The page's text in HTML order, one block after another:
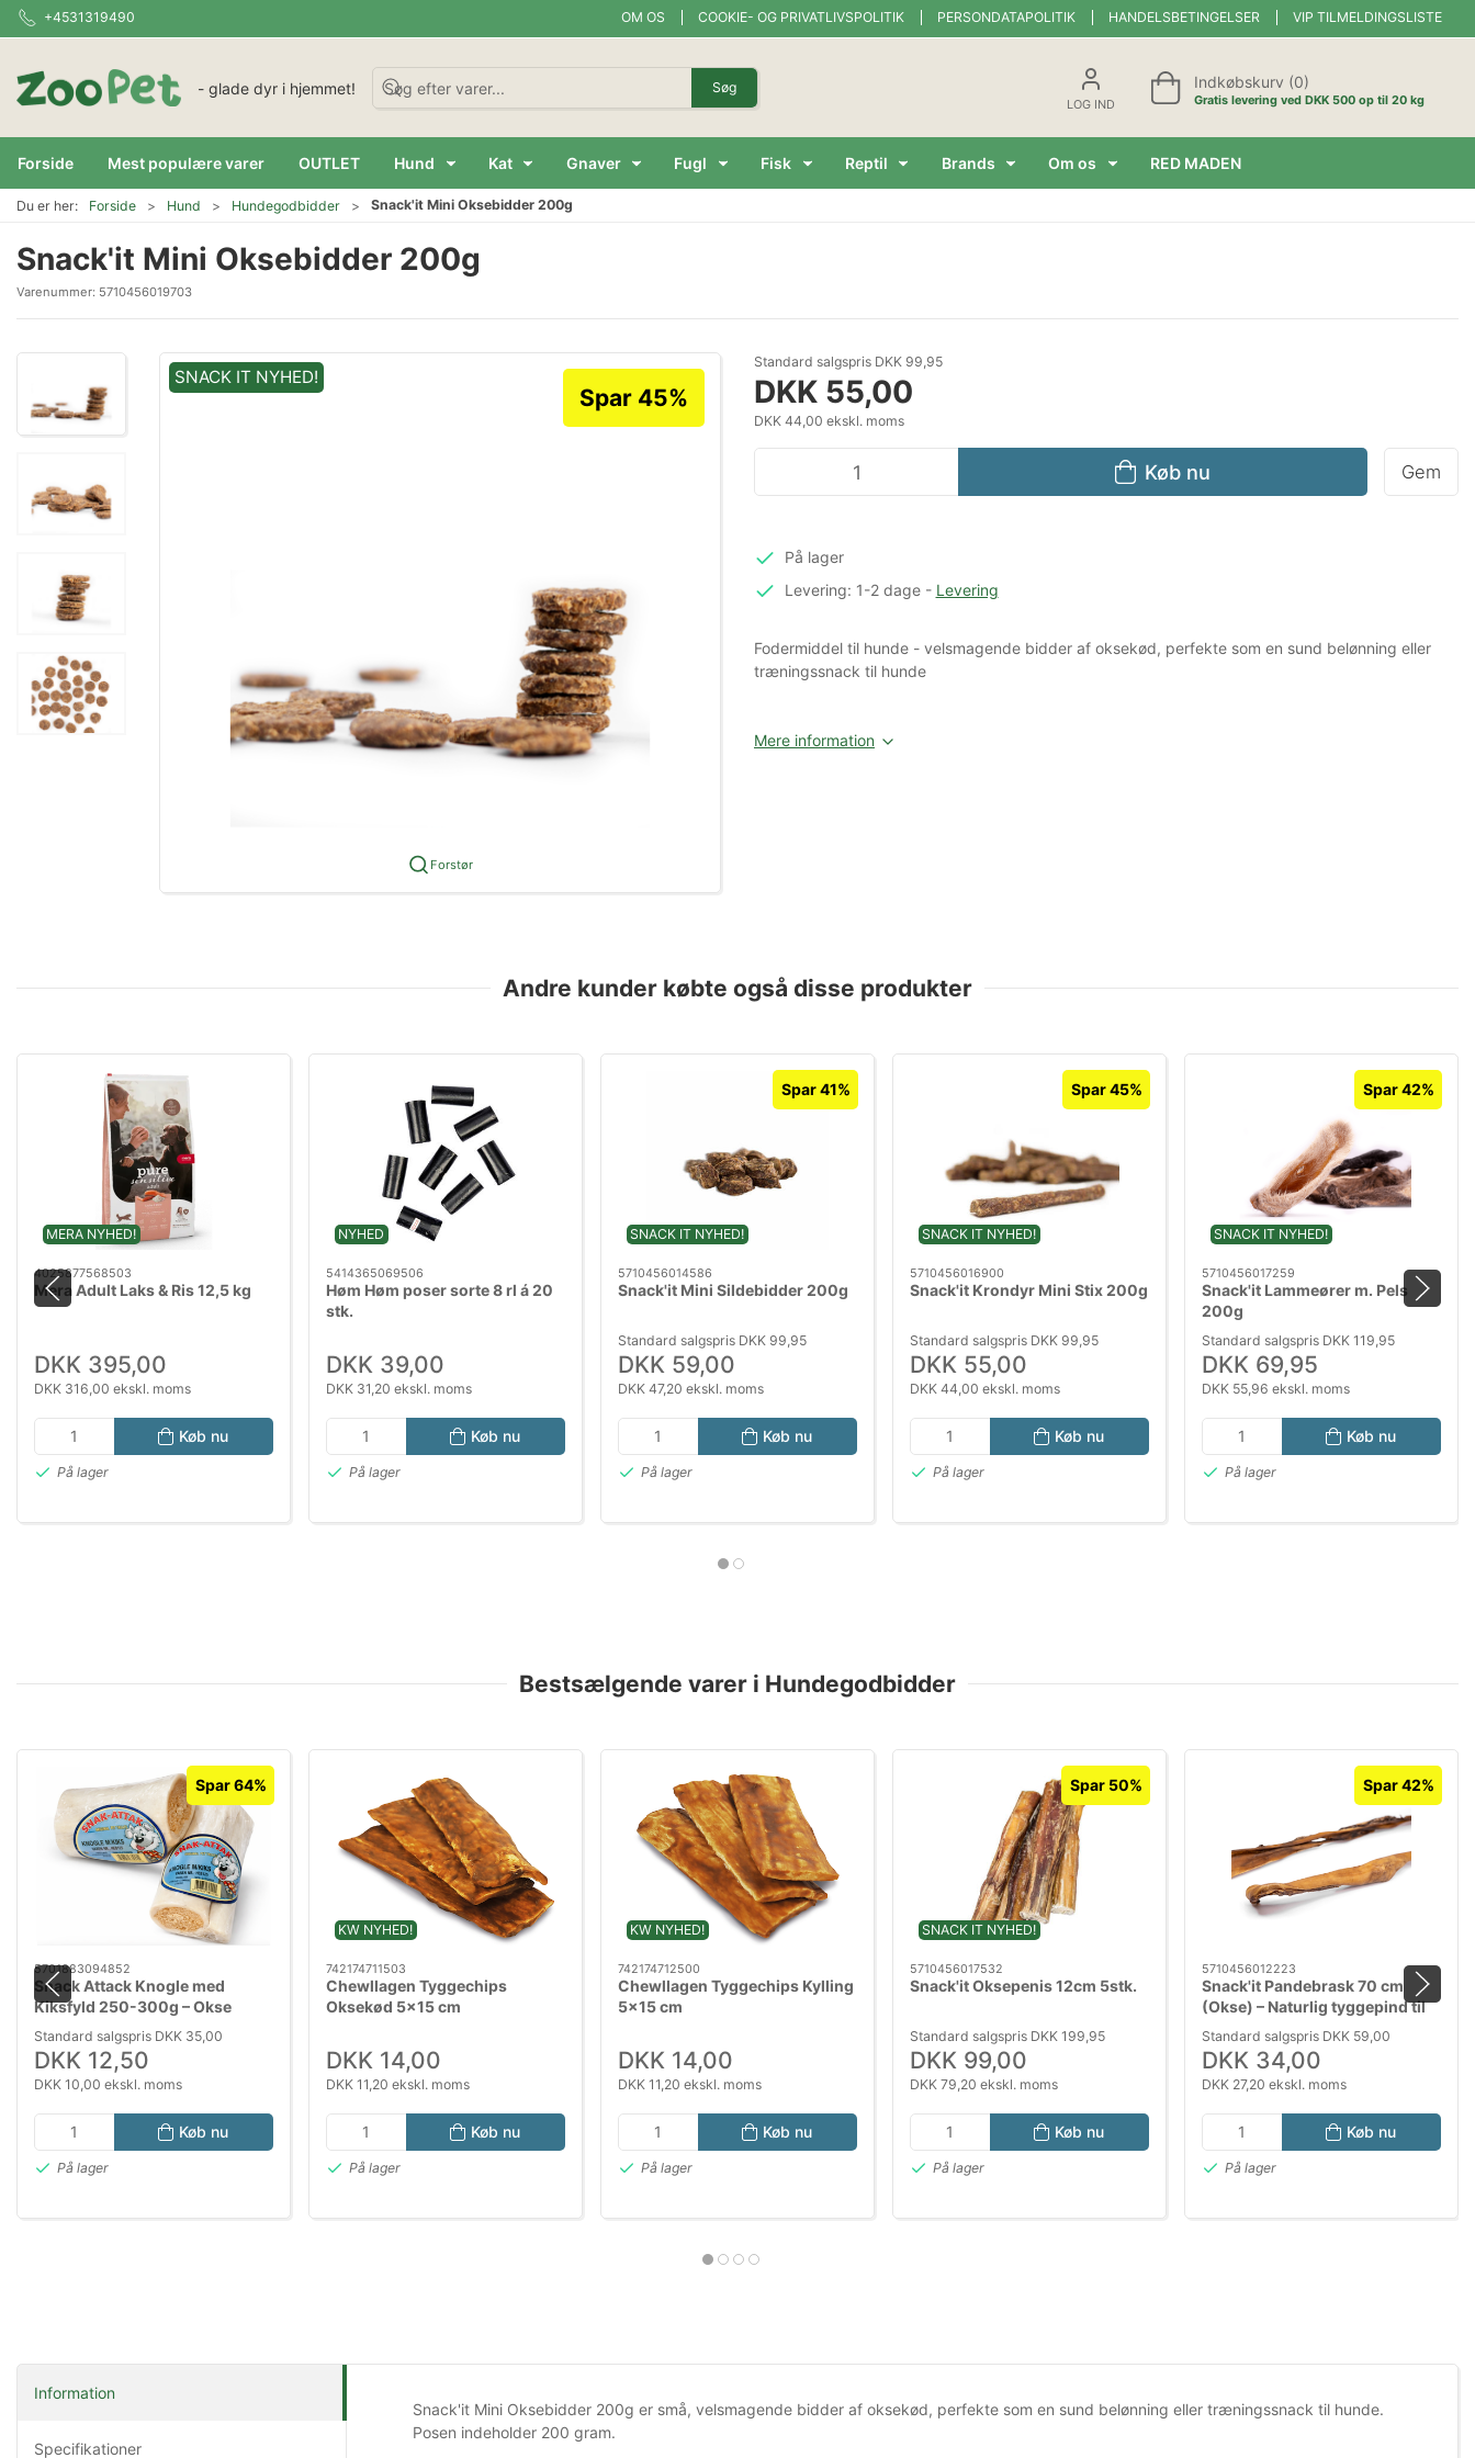
+4531319490 OM OS COOKIE- OG PRIVATLIVSPOLITIK PERSONDATAPOLITIK HANDELSBETINGELSER VIP TILMELDINGSLISTE
- glade dyr i hjemmet! Søg
LOG IND
Indkøbskurv (0)
Gratis levering ved DKK 500 op til 20 kg
Forside Mest populære varer OUTLET Hund Kat Gnaver Fugl Fisk Reptil Brands Om os RED MADEN
Du er her: Forside Hund Hundegodbidder Snack'it Mini Oksebidder 200g
Snack'it Mini Oksebidder 200g
Varenummer: 5710456019703
SNACK IT NYHED!
Forstør
Spar 45%
Standard salgspris DKK 99,95
DKK 55,00
DKK 44,00 ekskl. moms
Køb nu Gem
På lager
Levering: 1-2 dage- Levering
Fodermiddel til hunde - velsmagende bidder af oksekød, perfekte som en sund belønning eller
træningssnack til hunde
Mere information
Andre kunder købte også disse produkter
MERA NYHED!
4025877568503
Mera Adult Laks & Ris 12,5 kg
DKK 395,00
DKK 316,00 ekskl. moms
Køb nu
På lager
NYHED
5414365069506
Høm Høm poser sorte 8 rl á 20
stk.
DKK 39,00
DKK 31,20 ekskl. moms
Køb nu
På lager
SNACK IT NYHED!
Spar 41%
5710456014586
Snack'it Mini Sildebidder 200g
Standard salgspris DKK 99,95
DKK 59,00
DKK 47,20 ekskl. moms
Køb nu
På lager
SNACK IT NYHED!
Spar 45%
5710456016900
Snack'it Krondyr Mini Stix 200g
Standard salgspris DKK 99,95
DKK 55,00
DKK 44,00 ekskl. moms
Køb nu
På lager
SNACK IT NYHED!
Spar 42%
5710456017259
Snack'it Lammeører m. Pels
200g
Standard salgspris DKK 119,95
DKK 69,95
DKK 55,96 ekskl. moms
Køb nu
På lager
Bestsælgende varer i Hundegodbidder
Spar 64%
5701883094852
Snack Attack Knogle med
Kiksfyld 250-300g – Okse
Aktivitetsknogle til Hund
Standard salgspris DKK 35,00
DKK 12,50
DKK 10,00 ekskl. moms
Køb nu
På lager
KW NYHED!
742174711503
Chewllagen Tyggechips
Oksekød 5x15 cm
DKK 14,00
DKK 11,20 ekskl. moms
Køb nu
På lager
KW NYHED!
742174712500
Chewllagen Tyggechips Kylling
5x15 cm
DKK 14,00
DKK 11,20 ekskl. moms
Køb nu
På lager
SNACK IT NYHED!
Spar 50%
5710456017532
Snack'it Oksepenis 12cm 5stk.
Standard salgspris DKK 199,95
DKK 99,00
DKK 79,20 ekskl. moms
Køb nu
På lager
Spar 42%
5710456012223
Snack'it Pandebrask 70 cm
(Okse) – Naturlig tyggepind til
hunde
Standard salgspris DKK 59,00
DKK 34,00
DKK 27,20 ekskl. moms
Køb nu
På lager
Information
Specifikationer
Snack'it Mini Oksebidder 200g er små, velsmagende bidder af oksekød, perfekte som en sund belønning eller træningssnack til hunde.
Posen indeholder 200 gram.